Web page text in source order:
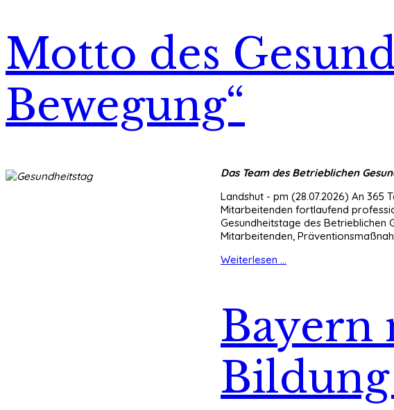
Motto des
Bewegung“
Das Team des Betrieblichen
Landshut - pm (28.07.2026) An 365
Mitarbeitenden fortlaufend
Gesundheitstage des
Mitarbeitenden,
Weiterlesen ...
Bayern